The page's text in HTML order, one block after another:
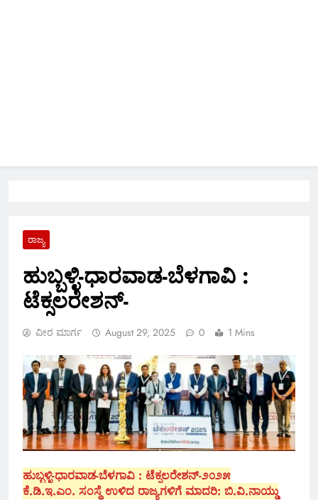
ರಾಜ್ಯ
ಹುಬ್ಬಳ್ಳಿ-ಧಾರವಾಡ-ಬೆಳಗಾವಿ :
ಟೆಕ್ಸಲರೇಶನ್-
ವೀರ ಮಾರ್ಗ August 29, 2025 0 1 Mins
ಹುಬ್ಬಳ್ಳಿ-ಧಾರವಾಡ-ಬೆಳಗಾವಿ : ಟೆಕ್ಸಲರೇಶನ್-೨೦೨೫
ಕೆ.ಡಿ.ಇ.ಎಂ. ಸಂಸ್ಥೆ ಉಳಿದ ರಾಜ್ಯಗಳಿಗೆ ಮಾದರಿ: ಬಿ.ವಿ.ನಾಯ್ಡು